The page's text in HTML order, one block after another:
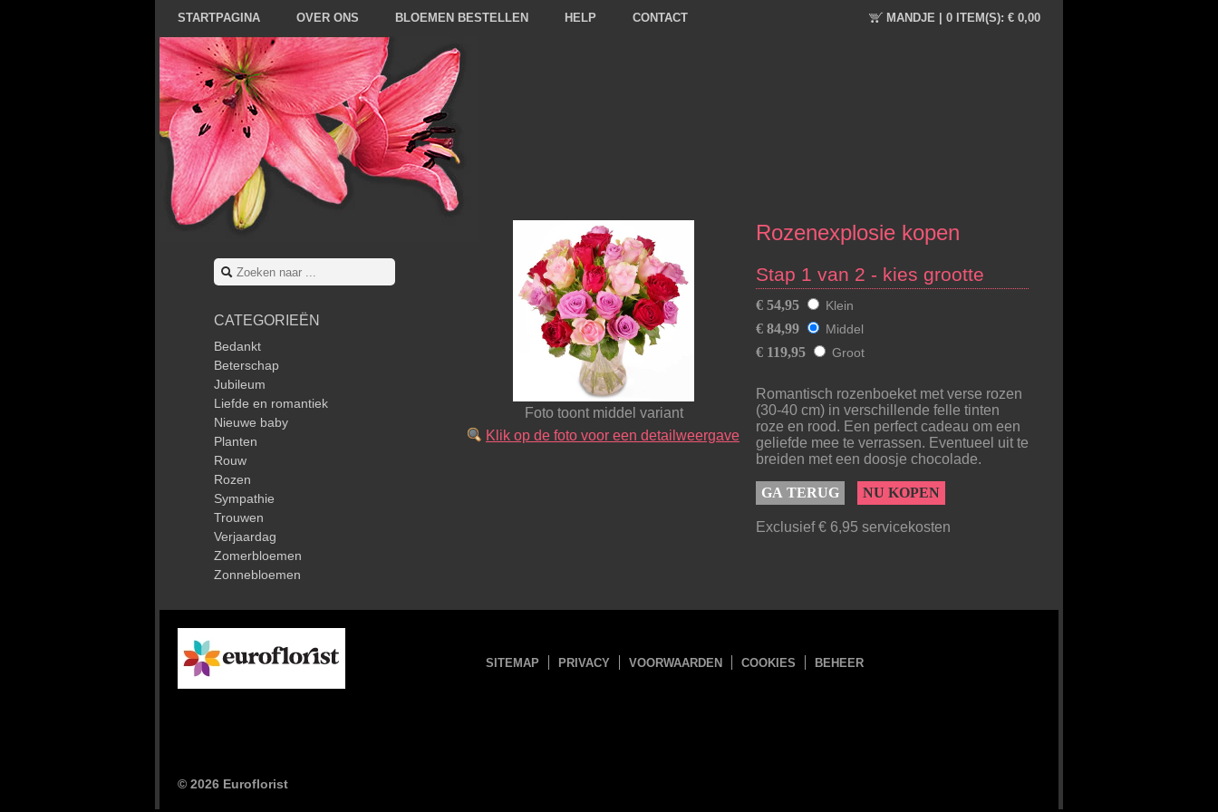
STARTPAGINA OVER ONS BLOEMEN BESTELLEN HELP CONTACT MANDJE | 0 ITEM(S): € 0,00
CATEGORIEËN
Bedankt
Beterschap
Jubileum
Liefde en romantiek
Nieuwe baby
Planten
Rouw
Rozen
Sympathie
Trouwen
Verjaardag
Zomerbloemen
Zonnebloemen
Foto toont middel variant
Klik op de foto voor een detailweergave
Rozenexplosie kopen
Stap 1 van 2 - kies grootte
€ 54,95 Klein
€ 84,99 Middel
€ 119,95 Groot
Romantisch rozenboeket met verse rozen
(30-40 cm) in verschillende felle tinten
roze en rood. Een perfect cadeau om een
geliefde mee te verrassen. Eventueel uit te
breiden met een doosje chocolade.
GA TERUG NU KOPEN
Exclusief € 6,95 servicekosten
© 2026 Euroflorist
SITEMAP PRIVACY VOORWAARDEN COOKIES BEHEER